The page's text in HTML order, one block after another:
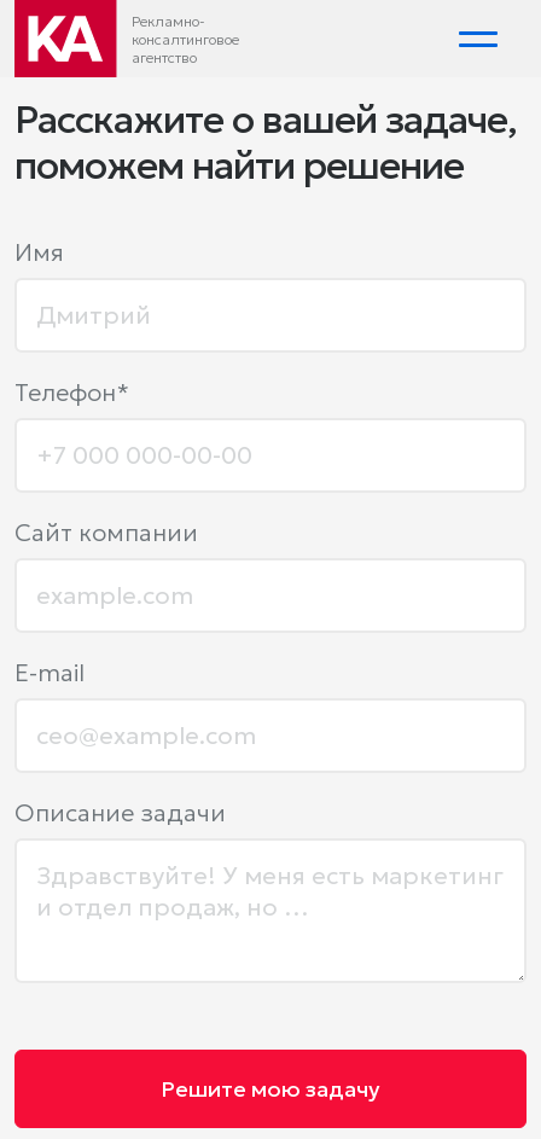
Рекламно-
консалтинговое
агентство
Расскажите о вашей задаче,
поможем найти решение
Описание задачи
Имя
Телефон*
Сайт компании
E-mail
Решите мою задачу